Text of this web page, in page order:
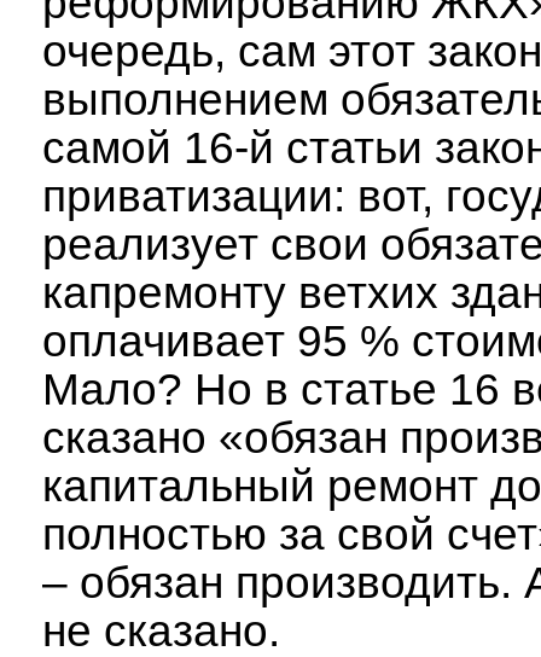
очередь, сам этот
выполнением
самой 16-й статьи
приватизации: вот,
реализует свои
капремонту ветхих
оплачивает 95 %
Мало? Но в статье 16
сказано «обязан
капитальный ремонт
полностью за свой
– обязан производить.
не сказано.